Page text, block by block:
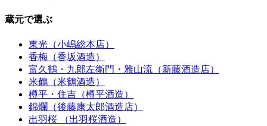
蔵元で選ぶ
東光（小嶋総本店）
香梅（香坂酒造）
富久鶴・九郎左衛門・雅山流（新藤酒造店）
米鶴（米鶴酒造）
樽平・住吉（樽平酒造）
錦爛（後藤康太郎酒造店）
出羽桜 （出羽桜酒造）